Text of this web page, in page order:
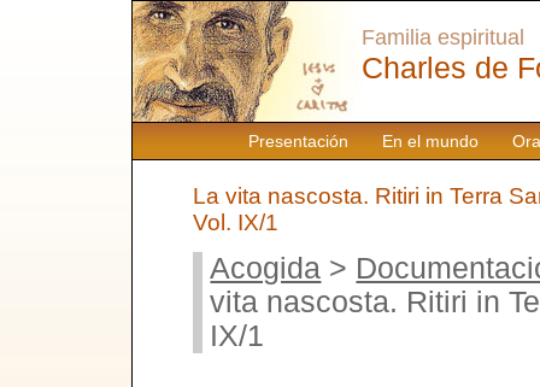
Presentación En el mundo
Familia espiritual
Charles de
La vita nascosta. Ritiri in Terra
Vol. IX/1
Acogida >
vita nascosta. Ritiri in
IX/1